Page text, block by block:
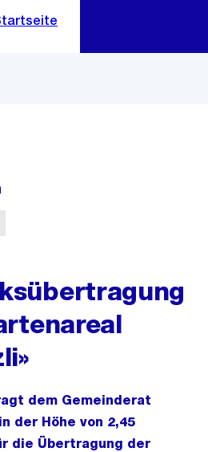
dem Gemeinderat
der Höhe von 2,45
die Übertragung der